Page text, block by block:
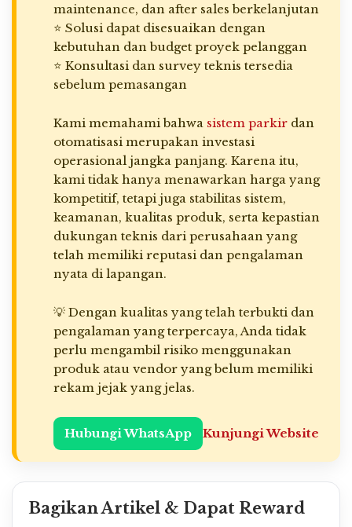
maintenance, dan after sales berkelanjutan
⭐ Solusi dapat disesuaikan dengan
kebutuhan dan budget proyek pelanggan
⭐ Konsultasi dan survey teknis tersedia
sebelum pemasangan
Kami memahami bahwa sistem parkir dan
otomatisasi merupakan investasi
operasional jangka panjang. Karena itu,
kami tidak hanya menawarkan harga yang
kompetitif, tetapi juga stabilitas sistem,
keamanan, kualitas produk, serta kepastian
dukungan teknis dari perusahaan yang
telah memiliki reputasi dan pengalaman
nyata di lapangan.
💡 Dengan kualitas yang telah terbukti dan
pengalaman yang terpercaya, Anda tidak
perlu mengambil risiko menggunakan
produk atau vendor yang belum memiliki
rekam jejak yang jelas.
Hubungi WhatsApp Kunjungi Website
Bagikan Artikel & Dapat Reward